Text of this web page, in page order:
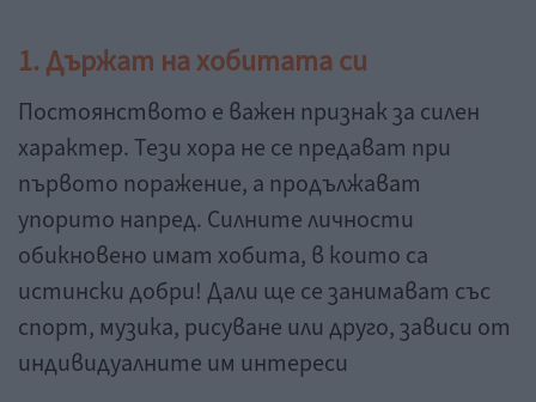
1. Държат на хобитата си
Постоянството е важен признак за силен
характер. Тези хора не се предават при
първото поражение, а продължават
упорито напред. Силните личности
обикновено имат хобита, в които са
истински добри! Дали ще се занимават със
спорт, музика, рисуване или друго, зависи от
индивидуалните им интереси